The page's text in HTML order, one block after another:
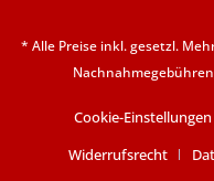
* Alle Preise inkl. gesetzl.
Cookie-Einstellungen
Widerrufsrecht